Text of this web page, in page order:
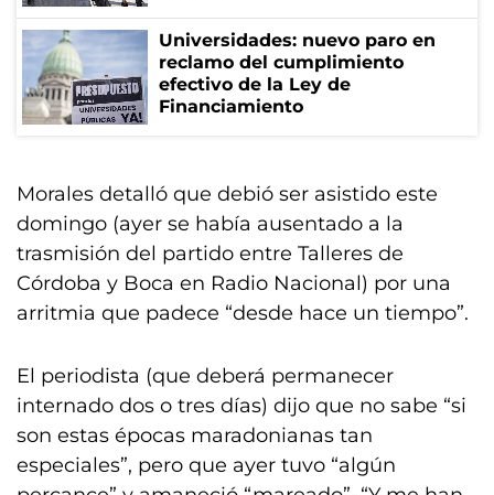
Universidades: nuevo paro en
reclamo del cumplimiento
efectivo de la Ley de
Financiamiento
Morales detalló que debió ser asistido este
domingo (ayer se había ausentado a la
trasmisión del partido entre Talleres de
Córdoba y Boca en Radio Nacional) por una
arritmia que padece “desde hace un tiempo”.
El periodista (que deberá permanecer
internado dos o tres días) dijo que no sabe “si
son estas épocas maradonianas tan
especiales”, pero que ayer tuvo “algún